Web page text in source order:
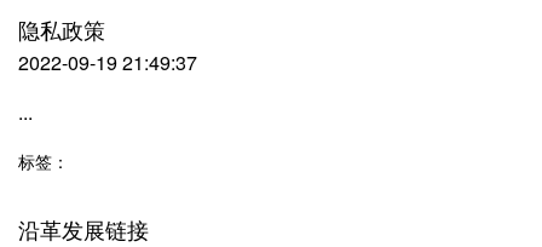
隐私政策
2022-09-19 21:49:37
...
标签：
沿革发展链接